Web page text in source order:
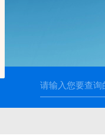
高温烧